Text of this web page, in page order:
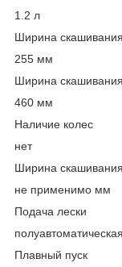
1.2 л
Ширина
255 мм
Ширина
460 мм
Наличие колес
нет
Ширина
не применимо мм
Подача лески
полуавтоматическая
Плавный пуск